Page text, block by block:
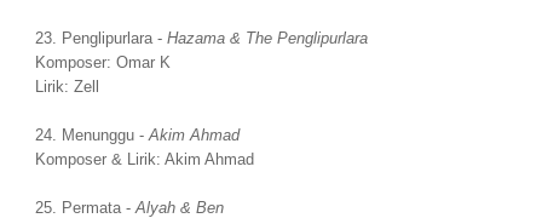
23. Penglipurlara - Hazama & The Penglipurlara
Komposer: Omar K
Lirik: Zell
24. Menunggu -Akim Ahmad
Komposer & Lirik: Akim Ahmad
25. Permata -Alyah & Ben